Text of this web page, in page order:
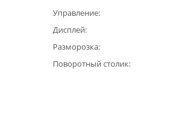
Управление
Дисплей
Разморозка
Поворотный столик